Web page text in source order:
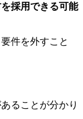
採用できる可能
件を外すこと
ることが分かり